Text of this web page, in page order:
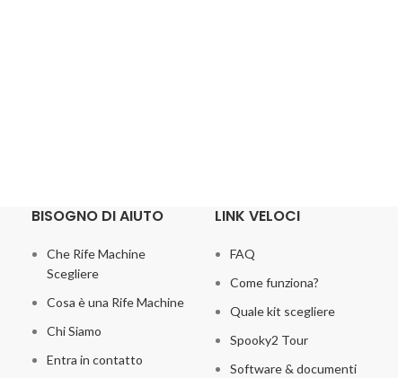
BISOGNO DI AIUTO
Che Rife Machine
Scegliere
Cosa è una Rife Machine
Chi Siamo
Entra in contatto
LINK VELOCI
FAQ
Come funziona?
Quale kit scegliere
Spooky2 Tour
Software & documenti